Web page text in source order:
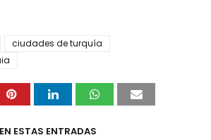
ciudades de turquía
ESTAS ENTRADAS